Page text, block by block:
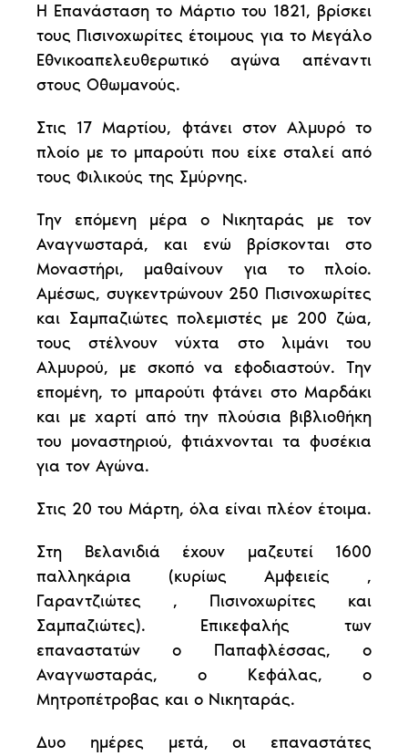
Η Επανάσταση το Μάρτιο του 1821, βρίσκει
τους Πισινοχωρίτες έτοιμους για το Μεγάλο
Εθνικοαπελευθερωτικό αγώνα απέναντι
στους Οθωμανούς.
Στις 17 Μαρτίου, φτάνει στον Αλμυρό το
πλοίο με το μπαρούτι που είχε σταλεί από
τους Φιλικούς της Σμύρνης.
Την επόμενη μέρα ο Νικηταράς με τον
Αναγνωσταρά, και ενώ βρίσκονται στο
Μοναστήρι, μαθαίνουν για το πλοίο.
Αμέσως, συγκεντρώνουν 250 Πισινοχωρίτες
και Σαμπαζιώτες πολεμιστές με 200 ζώα,
τους στέλνουν νύχτα στο λιμάνι του
Αλμυρού, με σκοπό να εφοδιαστούν. Την
επομένη, το μπαρούτι φτάνει στο Μαρδάκι
και με χαρτί από την πλούσια βιβλιοθήκη
του μοναστηριού, φτιάχνονται τα φυσέκια
για τον Αγώνα.
Στις 20 του Μάρτη, όλα είναι πλέον έτοιμα.
Στη Βελανιδιά έχουν μαζευτεί 1600
παλληκάρια (κυρίως Αμφειείς ,
Γαραντζιώτες , Πισινοχωρίτες και
Σαμπαζιώτες). Επικεφαλής των
επαναστατών ο Παπαφλέσσας, ο
Αναγνωσταράς, ο Κεφάλας, ο
Μητροπέτροβας και ο Νικηταράς.
Δυο ημέρες μετά, οι επαναστάτες